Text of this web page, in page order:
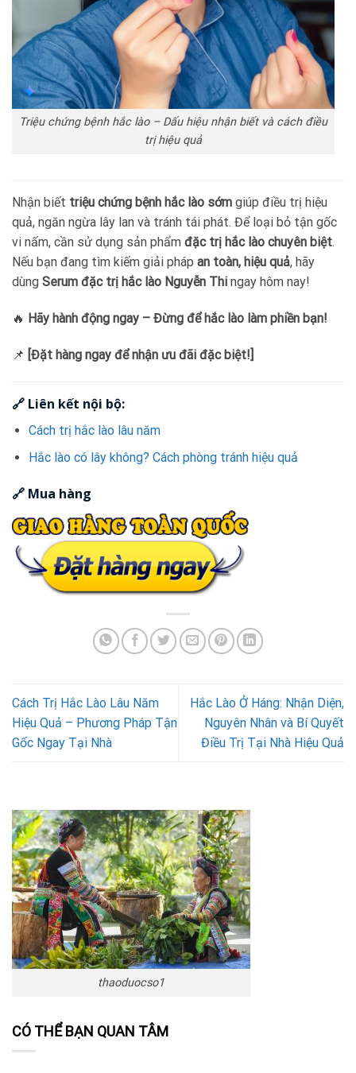
Triệu chứng bệnh hắc lào – Dấu hiệu nhận biết và cách điều
trị hiệu quả
Nhận biết triệu chứng bệnh hắc lào sớm giúp điều trị hiệu
quả, ngăn ngừa lây lan và tránh tái phát. Để loại bỏ tận gốc
vi nấm, cần sử dụng sản phẩm đặc trị hắc lào chuyên biệt.
Nếu bạn đang tìm kiếm giải pháp an toàn, hiệu quả, hãy
dùng Serum đặc trị hắc lào Nguyễn Thi ngay hôm nay!
🔥 Hãy hành động ngay – Đừng để hắc lào làm phiền bạn!
📌 [Đặt hàng ngay để nhận ưu đãi đặc biệt!]
🔗 Liên kết nội bộ:
Cách trị hắc lào lâu năm
Hắc lào có lây không? Cách phòng tránh hiệu quả
🔗 Mua hàng
Cách Trị Hắc Lào Lâu Năm
Hiệu Quả – Phương Pháp Tận
Gốc Ngay Tại Nhà
Hắc Lào Ở Háng: Nhận Diện,
Nguyên Nhân và Bí Quyết
Điều Trị Tại Nhà Hiệu Quả
thaoduocso1
CÓ THỂ BẠN QUAN TÂM